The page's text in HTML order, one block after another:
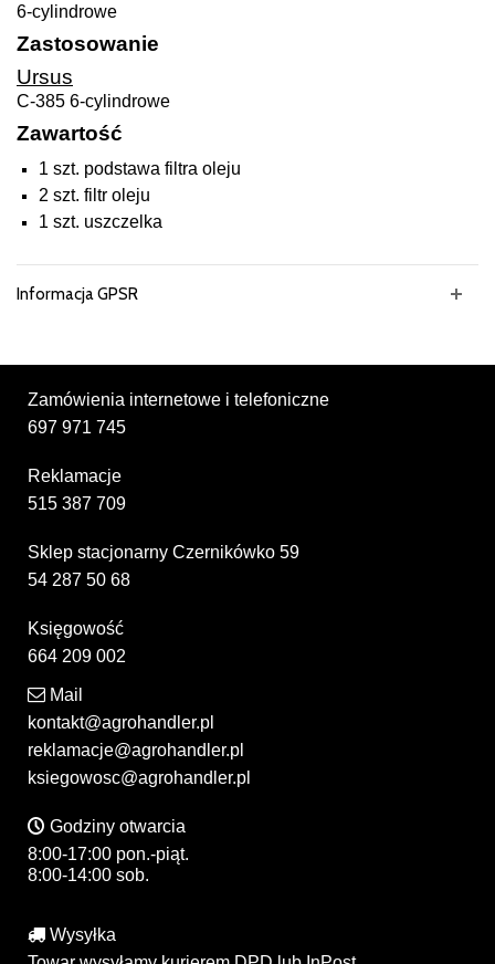
6-cylindrowe
Zastosowanie
Ursus
C-385 6-cylindrowe
Zawartość
1 szt. podstawa filtra oleju
2 szt. filtr oleju
1 szt. uszczelka
Informacja GPSR
Zamówienia internetowe i telefoniczne
697 971 745
Reklamacje
515 387 709
Sklep stacjonarny Czernikówko 59
54 287 50 68
Księgowość
664 209 002
Mail
kontakt@agrohandler.pl
reklamacje@agrohandler.pl
ksiegowosc@agrohandler.pl
Godziny otwarcia
8:00-17:00 pon.-piąt.
8:00-14:00 sob.
Wysyłka